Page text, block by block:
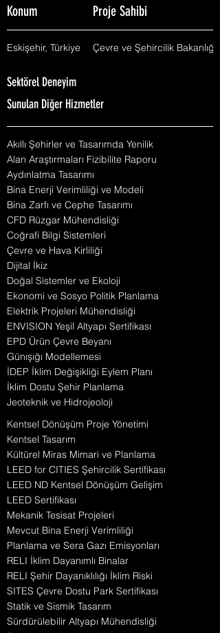
Konum Proje Sahibi
Eskişehir, Türkiye Çevre ve Şehircilik Bakanlığı
Sektörel Deneyim
Sunulan Diğer Hizmetler
Akıllı Şehirler ve Tasarımda Yenilik
Alan Araştırmaları Fizibilite Raporu
Aydınlatma Tasarımı
Bina Enerji Verimliliği ve Modeli
Bina Zarfı ve Cephe Tasarımı
CFD Rüzgar Mühendisliği
Coğrafi Bilgi Sistemleri
Çevre ve Hava Kirliliği
Dijital İkiz
Doğal Sistemler ve Ekoloji
Ekonomi ve Sosyo Politik Planlama
Elektrik Projeleri Mühendisliği
ENVISION Yeşil Altyapı Sertifikası
EPD Ürün Çevre Beyanı
Günışığı Modellemesi
İDEP İklim Değişikliği Eylem Planı
İklim Dostu Şehir Planlama
Jeoteknik ve Hidrojeoloji
Kentsel Dönüşüm Proje Yönetimi
Kentsel Tasarım
Kültürel Miras Mimari ve Planlama
LEED for CITIES Şehircilik Sertifikası
LEED ND Kentsel Dönüşüm Gelişim
LEED Sertifikası
Mekanik Tesisat Projeleri
Mevcut Bina Enerji Verimliliği
Planlama ve Sera Gazı Emisyonları
RELI İklim Dayanımlı Binalar
RELI Şehir Dayanıklılığı İklim Riski
SITES Çevre Dostu Park Sertifikası
Statik ve Sismik Tasarım
Sürdürülebilir Altyapı Mühendisliği